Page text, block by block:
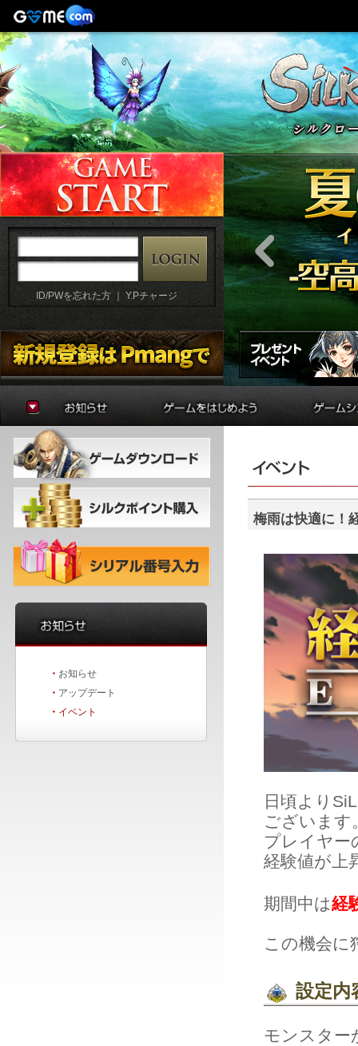
ID/PWを忘れた方 ｜Y.Pチャージ
お知らせ
アップデート
イベント
ゲームの準備
はじめに
初心者ガイド
バトル
ダンジ
要塞戦
・ お知らせ
・ アップデート
・ イベント
梅雨は快適に！
日頃より
ございます
プレイヤー
経験値が上
期間中は経
この機会に
設定内
モンスター